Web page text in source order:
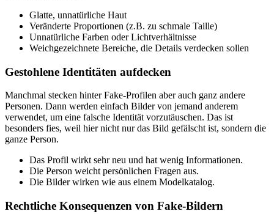
Glatte, unnatürliche Haut
Veränderte Proportionen (z.B. zu schmale Taille)
Unnatürliche Farben oder Lichtverhältnisse
Weichgezeichnete Bereiche, die Details verdecken sollen
Gestohlene Identitäten aufdecken
Manchmal stecken hinter Fake-Profilen aber auch ganz andere
Personen. Dann werden einfach Bilder von jemand anderem
verwendet, um eine falsche Identität vorzutäuschen. Das ist
besonders fies, weil hier nicht nur das Bild gefälscht ist, sondern die
ganze Person.
Das Profil wirkt sehr neu und hat wenig Informationen.
Die Person weicht persönlichen Fragen aus.
Die Bilder wirken wie aus einem Modelkatalog.
Rechtliche Konsequenzen von Fake-Bildern